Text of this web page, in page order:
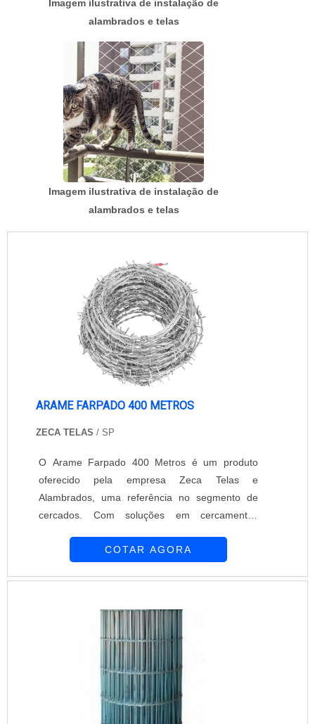
Imagem ilustrativa de instalação de
alambrados e telas
Imagem ilustrativa de instalação de
alambrados e telas
ARAME FARPADO 400 METROS
ZECA TELAS / SP
O Arame Farpado 400 Metros é um produto
oferecido pela empresa Zeca Telas e
Alambrados, uma referência no segmento de
cercados. Com soluções em cercamentos
empresa se destaca pela qualidade de seus
de 400 metros, ele é perfeito para delimitar
áreas e impedir a entrada de intrusos. Sua
resistência e durabilidade garantem a eficiência
do cercado por um longo período de tempo.Além
da qualidade dos produtos, a Zeca Telas e
Alambrados se destaca pelo seu atendimento
COTAR AGORA